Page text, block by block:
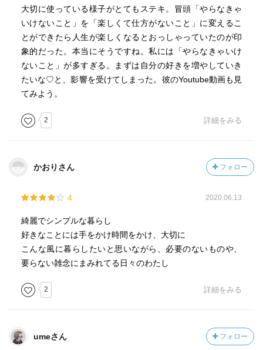
大切に使っている様子がとてもステキ。冒頭「やらなきゃ
いけないこと」を「楽しくて仕方がないこと」に変えるこ
とができたら人生が楽しくなるとおっしゃっていたのが印
象的だった。本当にそうですね。私には「やらなきゃいけ
ないこと」が多すぎる。まずは自分の好きを増やしていき
たいな♡と、影響を受けてしまった。彼のYoutube動画も見
てみよう。
2 詳細をみる
かおりさん フォロー
4 2020.06.13
綺麗でシンプルな暮らし
好きなことには手をかけ時間をかけ、大切に
こんな風に暮らしたいと思いながら、必要のないものや、
要らない雑念にまみれてる日々のわたし
2 詳細をみる
umeさん フォロー